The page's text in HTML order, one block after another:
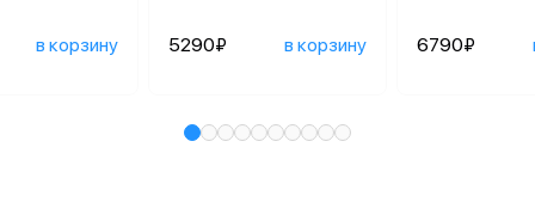
в корзину 5290₽ в корзину 6790₽